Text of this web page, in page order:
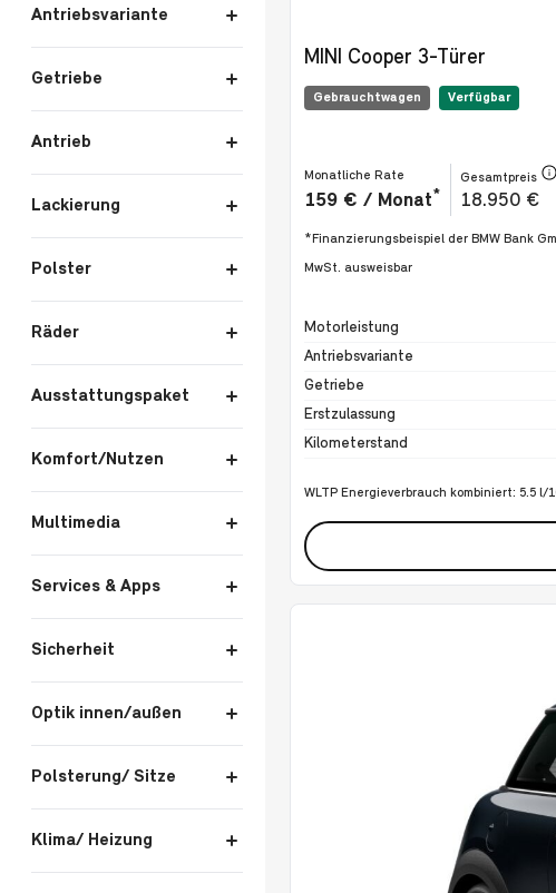
Antriebsvariante
Getriebe
Antrieb
Lackierung
Polster
Räder
Ausstattungspaket
Komfort/Nutzen
Multimedia
Services & Apps
Sicherheit
Optik innen/außen
Polsterung/ Sitze
Klima/ Heizung
MINI Cooper 3-Türer
Gebrauchtwagen Verfügbar
Monatliche Rate
159 € / Monat*
Gesamtpreis
18.950 €
*Finanzierungsbeispiel der BMW Bank
MwSt. ausweisbar
Spezifikation
Motorleistung
Antriebsvariante
Getriebe
Erstzulassung
Kilometerstand
WLTP Energieverbrauch kombiniert: 5.5 l/